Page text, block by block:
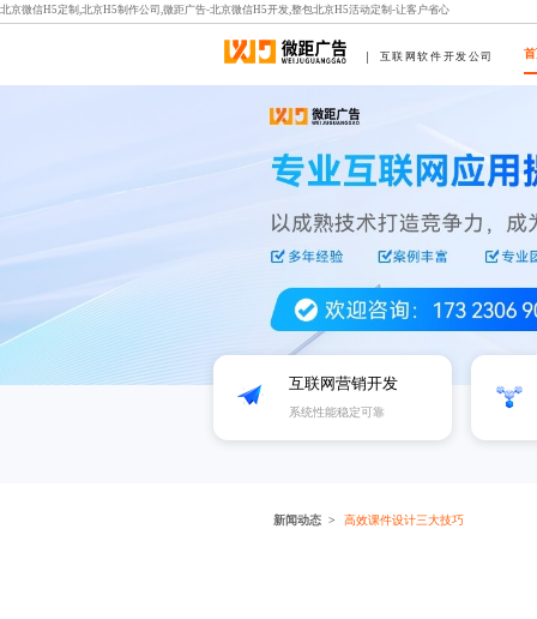
北京微信H5定制,北京H5制作公司,微距广告-北京微信H5开发,整包北京H5活动定制-让客户省心
互联网软件开发公司
互联网营销开发
系统性能稳定可靠
新闻动态 高效课件设计三大技巧